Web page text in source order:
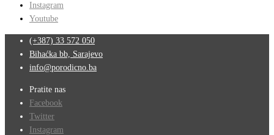
Instagram
Youtube
(+387) 33 572 050
Bihaćka bb, Sarajevo
info@porodicno.ba
Pratite nas
Facebook
Twitter
Instagram